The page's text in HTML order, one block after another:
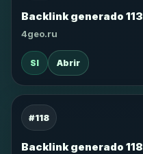
Backlink generado 113
4geo.ru
SI Abrir
#118
Backlink generado 118